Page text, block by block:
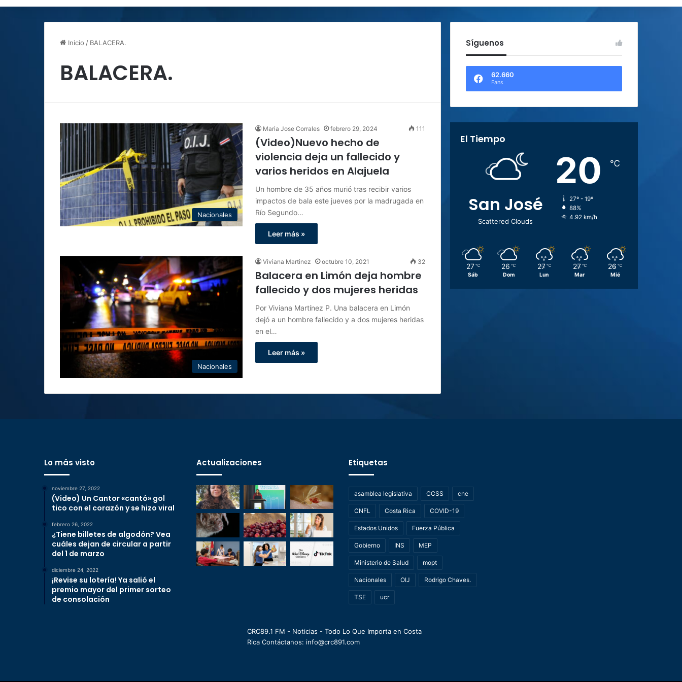
Inicio / BALACERA.
BALACERA.
Nacionales
Maria Jose Corrales febrero 29, 2024 111
(Video)Nuevo hecho de
violencia deja un fallecido y
varios heridos en Alajuela
Un hombre de 35 años murió tras recibir varios
impactos de bala este jueves por la madrugada en
Río Segundo…
Leer más »
Nacionales
Viviana Martinez octubre 10, 2021 32
Balacera en Limón deja hombre
fallecido y dos mujeres heridas
Por Viviana Martínez P. Una balacera en Limón
dejó a un hombre fallecido y a dos mujeres heridas
en el…
Leer más »
Síguenos
62.660
Fans
El Tiempo
San José
Scattered Clouds
20 ℃
27º - 19º
88%
4.92 km/h
27 ℃
Sáb
26 ℃
Dom
27 ℃
Lun
27 ℃
Mar
26 ℃
Mié
Lo más visto
noviembre 27, 2022
(Video) Un Cantor «cantó» gol
tico con el corazón y se hizo viral
febrero 26, 2022
¿Tiene billetes de algodón? Vea
cuáles dejan de circular a partir
del 1 de marzo
diciembre 24, 2022
¡Revise su lotería! Ya salió el
premio mayor del primer sorteo
de consolación
Actualizaciones Etiquetas
asamblea legislativa CCSS cne
CNFL Costa Rica COVID-19
Estados Unidos Fuerza Pública
Gobierno INS MEP
Ministerio de Salud mopt
Nacionales OIJ Rodrigo Chaves.
TSE ucr
CRC89.1 FM - Noticias - Todo Lo Que Importa en Costa
Rica Contáctanos: info@crc891.com